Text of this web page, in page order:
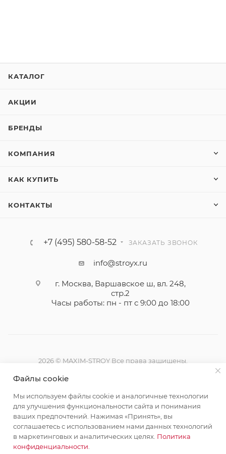
КАТАЛОГ
АКЦИИ
БРЕНДЫ
КОМПАНИЯ
КАК КУПИТЬ
КОНТАКТЫ
+7 (495) 580-58-52 ЗАКАЗАТЬ ЗВОНОК
info@stroyx.ru
г. Москва, Варшавское ш, вл. 248,
стр.2
Часы работы: пн - пт с 9:00 до 18:00
2026 © MAXIM-STROY Все права защищены.
офертой определяемой положениями Статьи 437
Гражданского кодекса Российской Федерации.
Политика конфиденциальности
Файлы cookie
Мы используем файлы cookie и аналогичные технологии
для улучшения функциональности сайта и понимания
ваших предпочтений. Нажимая «Принять», вы
соглашаетесь с использованием нами данных технологий
в маркетинговых и аналитических целях. Политика
конфиденциальности